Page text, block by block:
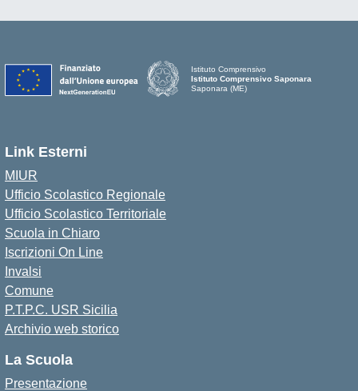
Istituto Comprensivo
Istituto Comprensivo Saponara
Saponara (ME)
Link Esterni
MIUR
Ufficio Scolastico Regionale
Ufficio Scolastico Territoriale
Scuola in Chiaro
Iscrizioni On Line
Invalsi
Comune
P.T.P.C. USR Sicilia
Archivio web storico
La Scuola
Presentazione